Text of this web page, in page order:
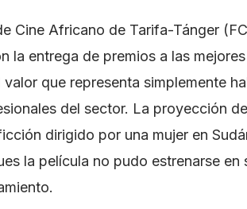
Cine Africano de Tarifa-Tánger
la entrega de premios a las
valor que representa simplemente
del sector. La proyección de
dirigido por una mujer en
la película no pudo estrenarse en